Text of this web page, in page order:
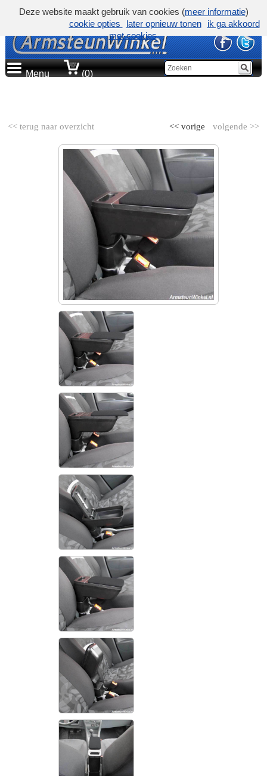
Menu (0)
<< terug naar overzicht volgende >>
<< vorige
Deze website maakt gebruik van cookies (meer informatie)
cookie opties
later opnieuw tonen
ik ga akkoord
met cookies